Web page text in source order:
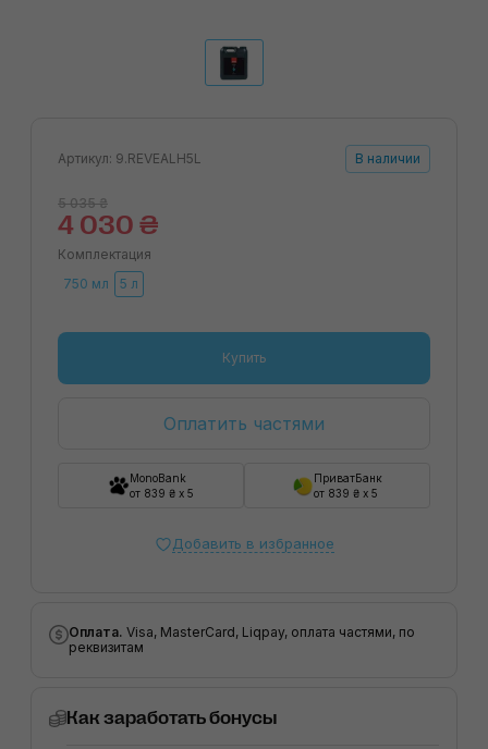
Артикул: 9.REVEALH5L В наличии
5 035 ₴
4 030 ₴
Комплектация
750 мл
5 л
Купить
Оплатить частями
MonoBank
от 839 ₴ x 5
ПриватБанк
от 839 ₴ x 5
Добавить в избранное
Оплата. Visa, MasterCard, Liqpay, оплата частями, по
реквизитам
Как заработать бонусы